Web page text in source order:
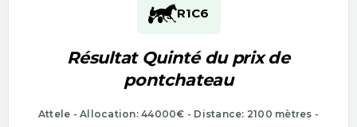
R1C6
Résultat Quinté du prix de
pontchateau
Attele - Allocation: 44000€ - Distance: 2100 mètres -